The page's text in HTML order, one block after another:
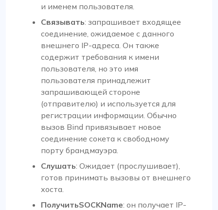
и именем пользователя.
Связывать: запрашивает входящее
соединение, ожидаемое с данного
внешнего IP-адреса. Он также
содержит требования к имени
пользователя, но это имя
пользователя принадлежит
запрашивающей стороне
(отправителю) и используется для
регистрации информации. Обычно
вызов Bind привязывает новое
соединение сокета к свободному
порту брандмауэра.
Слушать: Ожидает (прослушивает),
готов принимать вызовы от внешнего
хоста.
ПолучитьSOCKName: он получает IP-